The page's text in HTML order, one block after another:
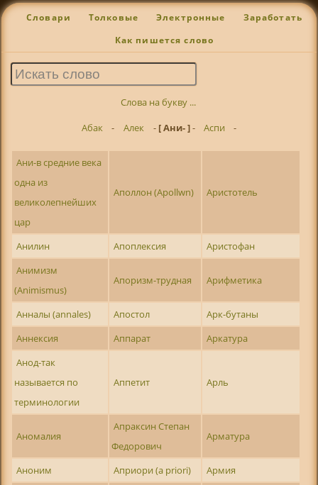
Словари Толковые Электронные Заработать
Как пишется слово
Слова на букву ...
Абак
- Алек - [ Ани- ]- Аспи -
Ани-в средние века
одна из
великолепнейших
цар
Аполлон (Apollwn) Аристотель
Анилин Апоплексия
Аристофан
Анимизм
(Animismus)
Апоризм-трудная Арифметика
Анналы (annales) Апостол
Арк-бутаны
Аннексия
Аппарат
Аркатура
Анод-так
называется по
терминологии
Аппетит Арль
Аномалия
Апраксин Степан
Федорович
Арматура
Аноним Априори (a priori)
Армия